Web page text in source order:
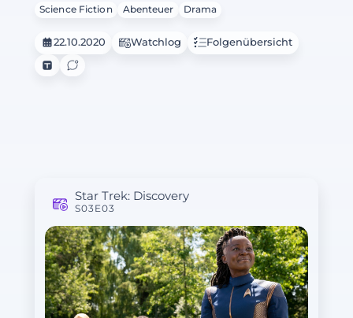
Science Fiction Abenteuer Drama
22.10.2020 Watchlog Folgenübersicht
Star Trek: Discovery
S03E03